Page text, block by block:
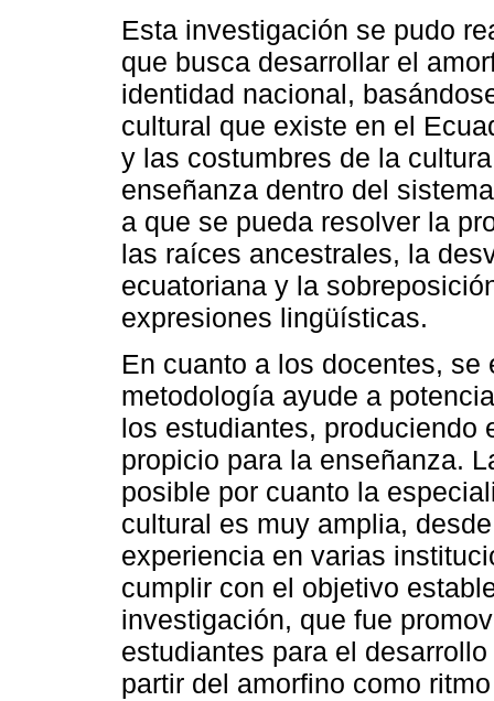
Esta investigación se pudo
que busca desarrollar el
identidad nacional,
cultural que existe en el
y las costumbres de la
enseñanza dentro del
a que se pueda resolver la
las raíces ancestrales, la
ecuatoriana y la
expresiones lingüísticas.
En cuanto a los docentes,
metodología ayude a
los estudiantes, produciendo
propicio para la enseñanza.
posible por cuanto la
cultural es muy amplia,
experiencia en varias
cumplir con el objetivo
investigación, que fue
estudiantes para el
partir del amorfino como